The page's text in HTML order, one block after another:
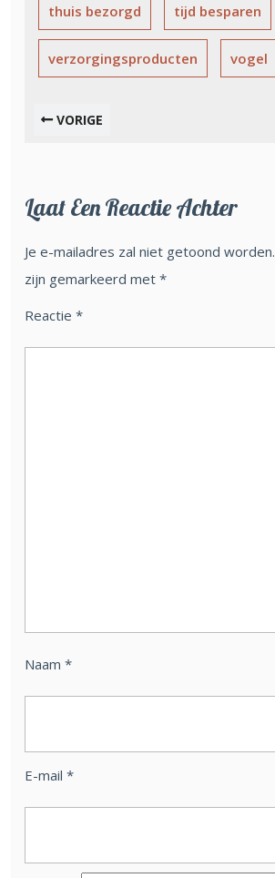
thuis bezorgd tijd besparen
verzorgingsproducten vogel
VORIGE
Laat Een Reactie Achter
Je e-mailadres zal niet getoond worden.
zijn gemarkeerd met *
Reactie *
Naam *
E-mail *